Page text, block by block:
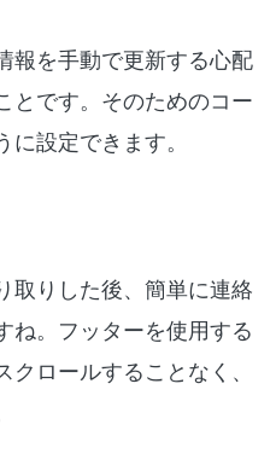
報を手動で更新する心配
とです。そのためのコー
設定できます。
取りした後、簡単に連絡
ね。フッターを使用する
ロールすることなく、